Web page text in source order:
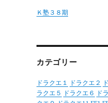
Ｋ塾３８期
カテゴリー
ドラクエ１ ドラクエ２
ラクエ５
ドラクエ６ ド